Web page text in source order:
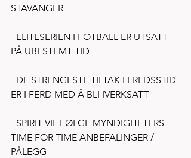
STAVANGER
- ELITESERIEN I FOTBALL ER UTSATT
PÅ UBESTEMT TID
- DE STRENGESTE TILTAK I FREDSSTID
ER I FERD MED Å BLI IVERKSATT
- SPIRIT VIL FØLGE MYNDIGHETERS -
TIME FOR TIME ANBEFALINGER /
PÅLEGG